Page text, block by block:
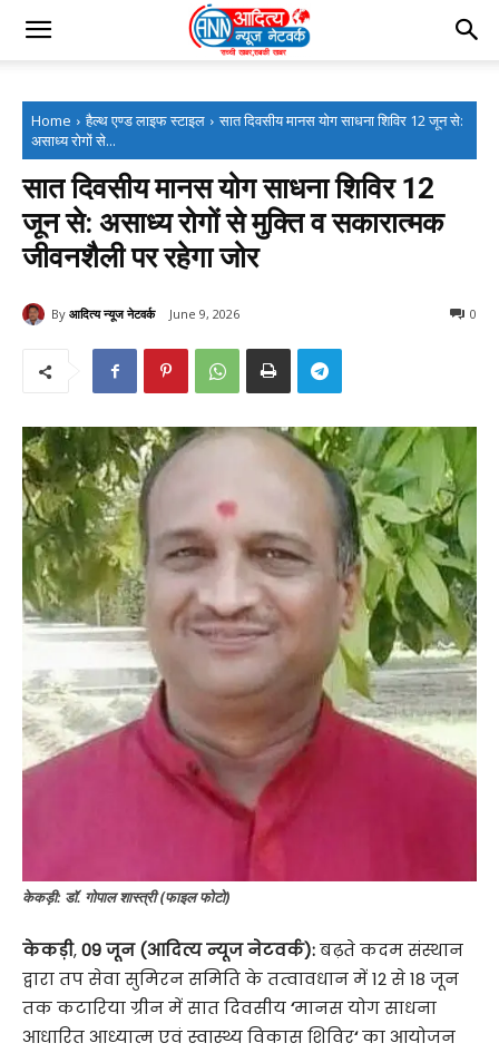
Home हैल्थ एण्ड लाइफ स्टाइल
सात दिवसीय मानस योग साधना शिविर 12 जून से:
असाध्य रोगों से...
सात दिवसीय मानस योग साधना शिविर 12
जून से: असाध्य रोगों से मुक्ति व सकारात्मक
जीवनशैली पर रहेगा जोर
By आदित्य न्यूज नेटवर्क June 9, 2026 0
केकड़ी: डॉ. गोपाल शास्त्री (फाइल फोटो)
केकड़ी,09 जून (आदित्य न्यूज नेटवर्क):बढ़ते कदम संस्थान
द्वारा तप सेवा सुमिरन समिति के तत्वावधान में 12 से 18 जून
तक कटारिया ग्रीन में सात दिवसीय‘मानस योग साधना
आधारित आध्यात्म एवं स्वास्थ्य विकास शिविर‘का आयोजन